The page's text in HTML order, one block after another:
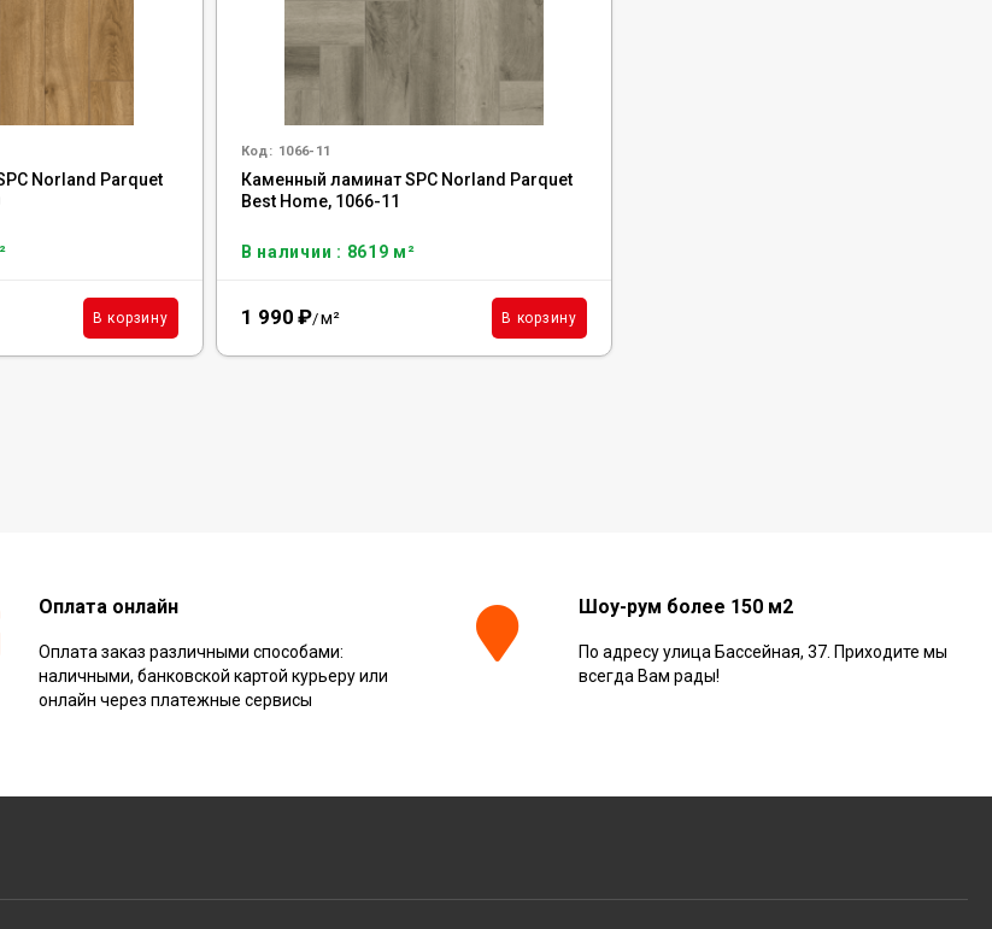
Norland Parquet
В корзину
Код: 1066-11
Каменный ламинат SPC Norland Parquet
Best Home, 1066-11
В наличии : 8619 м²
1 990 ₽/м² В корзину
Оплата онлайн
Оплата заказ различными способами:
наличными, банковской картой курьеру или
онлайн через платежные сервисы
Шоу-рум более 150 м2
По адресу улица Бассейная, 37. Приходите мы
всегда Вам рады!